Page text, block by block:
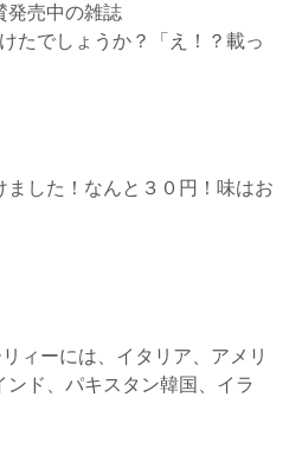
発売中の雑誌
たでしょうか？「え！？載っ
した！なんと３０円！味はお
ィーには、イタリア、アメリ
ド、パキスタン韓国、イラ